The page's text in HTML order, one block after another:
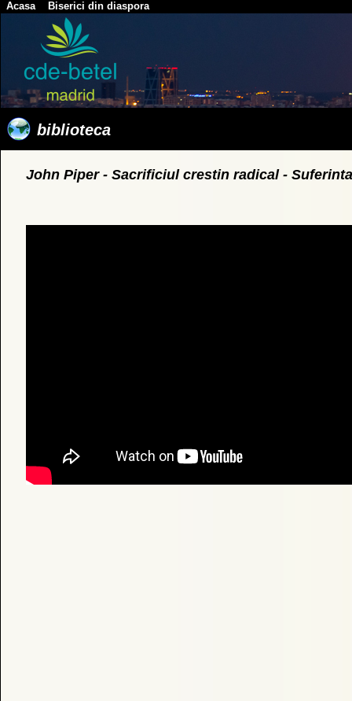
Acasa Biserici din diaspora
biblioteca
John Piper - Sacrificiul crestin radical - Suferinta